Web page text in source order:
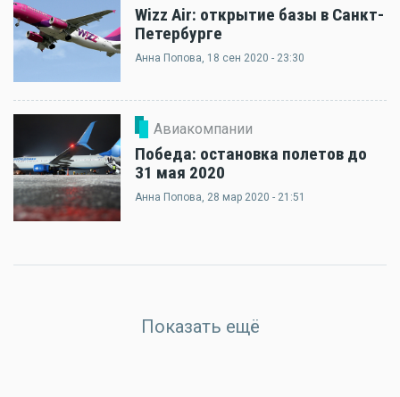
Wizz Air: открытие базы в Санкт-
Петербурге
Анна Попова, 18 сен 2020 - 23:30
Авиакомпании
Победа: остановка полетов до
31 мая 2020
Анна Попова, 28 мар 2020 - 21:51
Показать ещё